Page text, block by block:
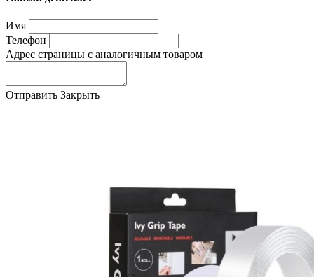
Имя
Телефон
Адрес страницы с аналогичным товаром
Отправить Закрыть